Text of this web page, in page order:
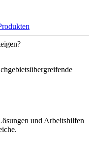
und Arbeitshilfen